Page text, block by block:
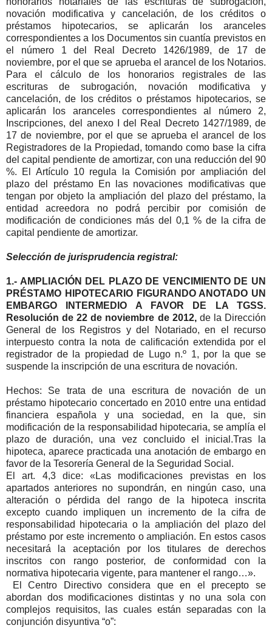
novación modificativa y cancelación, de los créditos o
préstamos hipotecarios, se aplicarán los aranceles
correspondientes a los Documentos sin cuantía previstos en
el número 1 del Real Decreto 1426/1989, de 17 de
noviembre, por el que se aprueba el arancel de los Notarios.
Para el cálculo de los honorarios registrales de las
escrituras de subrogación, novación modificativa y
cancelación, de los créditos o préstamos hipotecarios, se
aplicarán los aranceles correspondientes al número 2,
Inscripciones, del anexo I del Real Decreto 1427/1989, de
17 de noviembre, por el que se aprueba el arancel de los
Registradores de la Propiedad, tomando como base la cifra
del capital pendiente de amortizar, con una reducción del 90
%. El Artículo 10 regula la Comisión por ampliación del
plazo del préstamo En las novaciones modificativas que
tengan por objeto la ampliación del plazo del préstamo, la
entidad acreedora no podrá percibir por comisión de
modificación de condiciones más del 0,1 % de la cifra de
capital pendiente de amortizar.
Selección de jurisprudencia registral:
1.- AMPLIACIÓN DEL PLAZO DE VENCIMIENTO DE UN
PRÉSTAMO HIPOTECARIO FIGURANDO ANOTADO UN
EMBARGO INTERMEDIO A FAVOR DE LA TGSS.
Resolución de 22 de noviembre de 2012,de la Dirección
General de los Registros y del Notariado, en el recurso
interpuesto contra la nota de calificación extendida por el
registrador de la propiedad de Lugo n.º 1, por la que se
suspende la inscripción de una escritura de novación.
Hechos: Se trata de una escritura de novación de un
préstamo hipotecario concertado en 2010 entre una entidad
financiera española y una sociedad, en la que, sin
modificación de la responsabilidad hipotecaria, se amplía el
plazo de duración, una vez concluido el inicial.Tras la
hipoteca, aparece practicada una anotación de embargo en
favor de la Tesorería General de la Seguridad Social.
El art. 4,3 dice: «Las modificaciones previstas en los
apartados anteriores no supondrán, en ningún caso, una
alteración o pérdida del rango de la hipoteca inscrita
excepto cuando impliquen un incremento de la cifra de
responsabilidad hipotecaria o la ampliación del plazo del
préstamo por este incremento o ampliación. En estos casos
necesitará la aceptación por los titulares de derechos
inscritos con rango posterior, de conformidad con la
normativa hipotecaria vigente, para mantener el rango…».
El Centro Directivo considera que en el precepto se
abordan dos modificaciones distintas y no una sola con
complejos requisitos, las cuales están separadas con la
conjunción disyuntiva “o”: